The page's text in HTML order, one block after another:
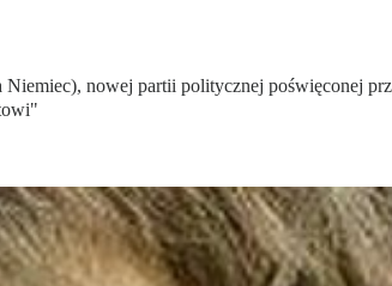
nowej partii politycznej poświęconej